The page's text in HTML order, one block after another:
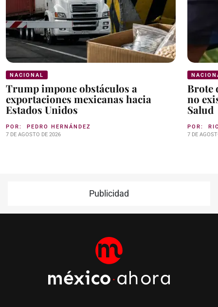
NACIONAL
Trump impone obstáculos a
exportaciones mexicanas hacia
Estados Unidos
POR: PEDRO HERNÁNDEZ
7 DE AGOSTO DE 2026
Brote
no
Salud
POR:
7 DE
Publicidad